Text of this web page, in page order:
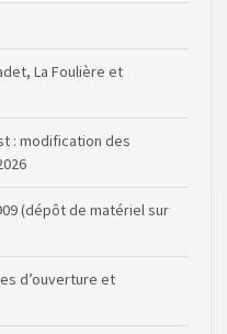
La Foulière et
: modification des
(dépôt de matériel sur
d’ouverture et